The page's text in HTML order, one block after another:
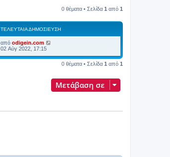
0 θέματα • Σελίδα 1 από 1
ΤΕΛΕΥΤΑΊΑ ΔΗΜΟΣΊΕΥΣΗ
από odigein.com
02 Αύγ 2022, 17:15
0 θέματα • Σελίδα 1 από 1
Μετάβαση σε